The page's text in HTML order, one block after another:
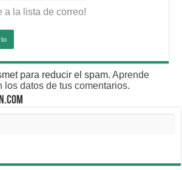
a la lista de correo!
para reducir el spam.Aprende
los datos de tus comentarios.